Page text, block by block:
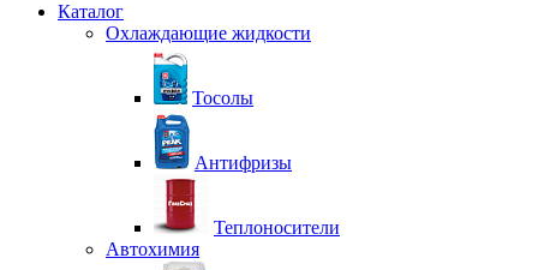
Каталог
Охлаждающие жидкости
Тосолы
Антифризы
Теплоносители
Автохимия